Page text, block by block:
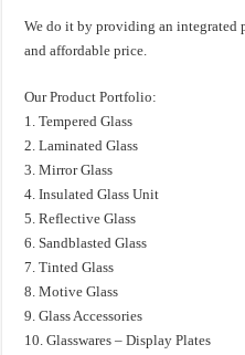
We do it by providing an
and affordable price.
Our Product Portfolio:
1. Tempered Glass
2. Laminated Glass
3. Mirror Glass
4. Insulated Glass Unit
5. Reflective Glass
6. Sandblasted Glass
7. Tinted Glass
8. Motive Glass
9. Glass Accessories
10. Glasswares – Display Plates